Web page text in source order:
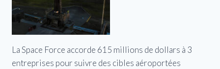
La Space Force accorde 615 millions de dollars à 3
entreprises pour suivre des cibles aéroportées